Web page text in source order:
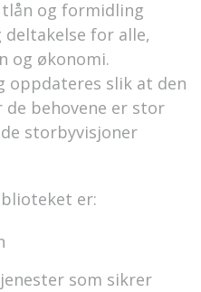
og formidling
for alle,
og økonomi.
oppdateres slik at den
de behovene er stor
storbyvisjoner
er:
som sikrer